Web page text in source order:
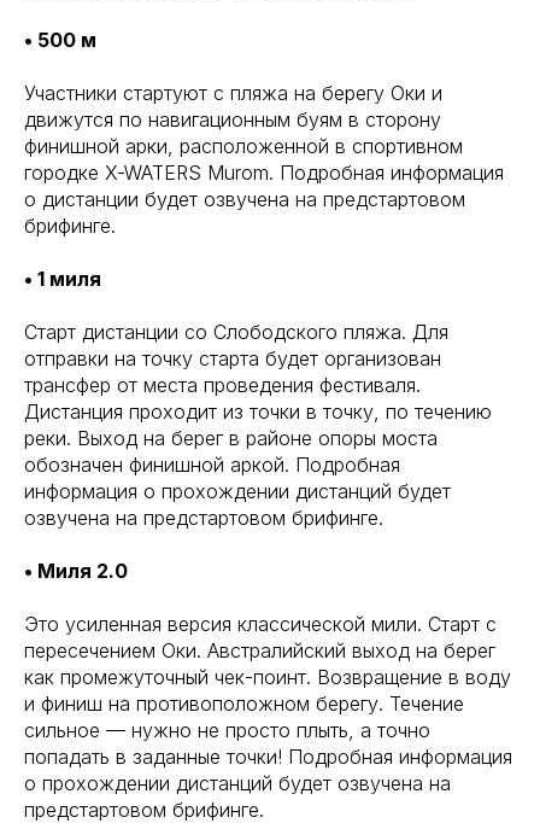
• 500 м
Участники стартуют с пляжа на берегу Оки и
движутся по навигационным буям в сторону
финишной арки, расположенной в спортивном
городке X-WATERS Murom. Подробная информация
о дистанции будет озвучена на предстартовом
брифинге.
• 1 миля
Старт дистанции со Слободского пляжа. Для
отправки на точку старта будет организован
трансфер от места проведения фестиваля.
Дистанция проходит из точки в точку, по течению
реки. Выход на берег в районе опоры моста
обозначен финишной аркой. Подробная
информация о прохождении дистанций будет
озвучена на предстартовом брифинге.
• Миля 2.0
Это усиленная версия классической мили. Старт с
пересечением Оки. Австралийский выход на берег
как промежуточный чек-поинт. Возвращение в воду
и финиш на противоположном берегу. Течение
сильное — нужно не просто плыть, а точно
попадать в заданные точки! Подробная информация
о прохождении дистанций будет озвучена на
предстартовом брифинге.